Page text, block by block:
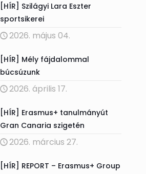
[HÍR] Szilágyi Lara Eszter
sportsikerei
2026. május 04.
[HÍR] Mély fájdalommal
búcsúzunk
2026. április 17.
[HÍR] Erasmus+ tanulmányút
Gran Canaria szigetén
2026. március 27.
[HÍR] REPORT – Erasmus+ Group